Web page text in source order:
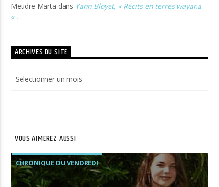
Meudre Marta dans Yann Bloyet, « Récits en terres wayana
« .
ARCHIVES DU SITE
du
VOUS AIMEREZ AUSSI
CHRONIQUE DU VENDREDI